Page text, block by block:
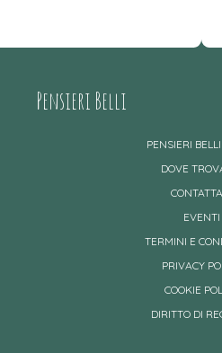
Pensieri Belli
PENSIERI
DOVE
EVENTI
TERMINI E
PRIVACY
COOKIE
DIRITTO DI